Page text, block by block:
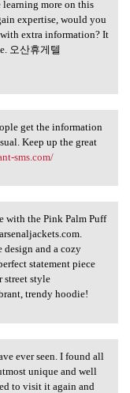
more on this
expertise, would you
extra information? It
오산휴게텔
people
get the information
Keep up the great
sms.com/
with the Pink Palm Puff
design and a cozy
statement piece
street style
trendy hoodie!
I
ever seen. I found all
unique and well
to visit it again and